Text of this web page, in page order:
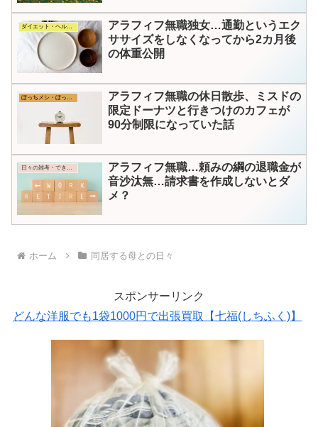
ダイエット・ヘルス・コスメ
アラフィフ無職独女…通勤というエク
ササイズをしなくなってから2カ月後
の体重公開
アラフィフ無職の休日散歩、ミスドの
限定ドーナツと行きつけのカフェが
90分制限になっていた話
日々の雑考・できごと
アラフィフ無職…頼みの綱の退職金が
音沙汰無…請求書を作成しないとダ
メ？
ホーム 同居する母との日々
スポンサーリンク
どんな洋服でも1袋1000円で出張買取【七福(しちふく)】